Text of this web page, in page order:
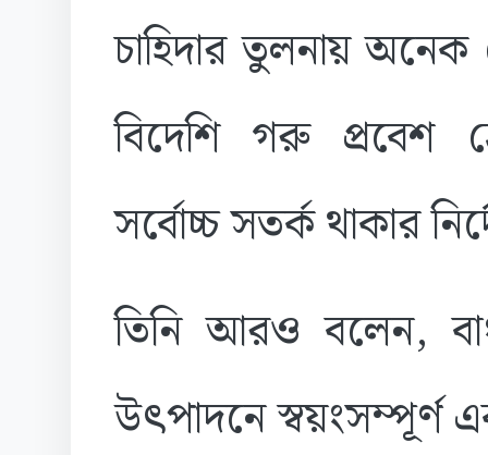
চাহিদার তুলনায়
বিদেশি গরু প্রবেশ
সর্বোচ্চ সতর্ক থাকার
তিনি আরও বলেন,
উৎপাদনে স্বয়ংসম্পূর্ণ